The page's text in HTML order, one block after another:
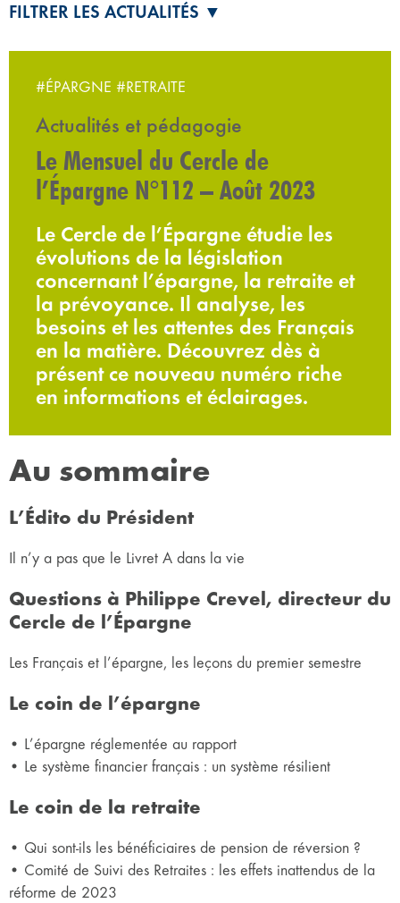
FILTRER LES ACTUALITÉS ▼
#ÉPARGNE #RETRAITE
Actualités et pédagogie
Le Mensuel du Cercle de
l’Épargne N°112 – Août 2023
Le Cercle de l’Épargne étudie les
évolutions de la législation
concernant l’épargne, la retraite et
la prévoyance. Il analyse, les
besoins et les attentes des Français
en la matière. Découvrez dès à
présent ce nouveau numéro riche
en informations et éclairages.
Au sommaire
L’Édito du Président
Il n’y a pas que le Livret A dans la vie
Questions à Philippe Crevel, directeur du
Cercle de l’Épargne
Les Français et l’épargne, les leçons du premier semestre
Le coin de l’épargne
• L’épargne réglementée au rapport
• Le système financier français : un système résilient
Le coin de la retraite
• Qui sont-ils les bénéficiaires de pension de réversion ?
• Comité de Suivi des Retraites : les effets inattendus de la
réforme de 2023